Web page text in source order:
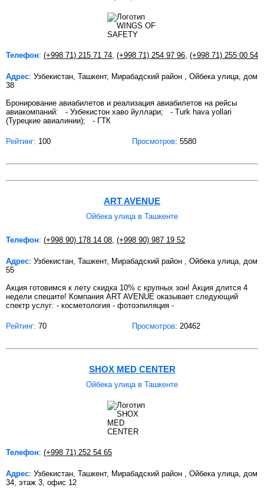
Телефон: (+998 71) 215 71 74, (+998 71) 254 97 96, (+998 71) 255 00 54
Адрес: Узбекистан, Ташкент, Мирабадский район , Ойбека улица, дом
38
Бронирование авиабилетов и реализация авиабилетов на рейсы
авиакомпаний: - Узбекистон хаво йуллари; - Turk hava yollari
(Турецкие авиалинии); - ГТК
Рейтинг: 100 Просмотров: 5580
ART AVENUE
Ойбека улица в Ташкенте
Телефон: (+998 90) 178 14 08 (+998 90) 987 19 52
Адрес: Узбекистан, Ташкент, Мирабадский район , Ойбека улица, дом
55
Акция готовимся к лету скидка 10% с крупных зон! Акция длится 4
недели спешите! Компания ART AVENUE оказывает следующий
спектр услуг: - косметология - фотоэпиляция -
Рейтинг: 70 Просмотров: 20462
SHOX MED CENTER
Ойбека улица в Ташкенте
Телефон: (+998 71) 252 54 65
Адрес: Узбекистан, Ташкент, Мирабадский район , Ойбека улица, дом
34, этаж 3, офис 12